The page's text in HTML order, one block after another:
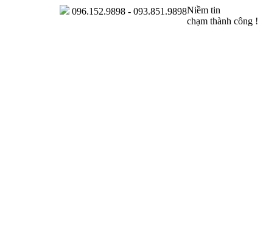
Niềm tin
chạm thành công !
096.152.9898 - 093.851.9898